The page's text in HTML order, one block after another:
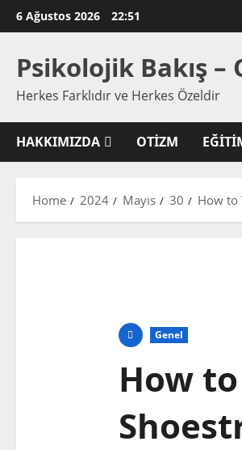
Skip
to
6 Ağustos 2026 22:51
Psikolojik Bakış –
Herkes Farklıdır ve Herkes Özeldir
HAKKIMIZDA OTIZM
Home 2024 Mayıs 30 How to
Genel
How